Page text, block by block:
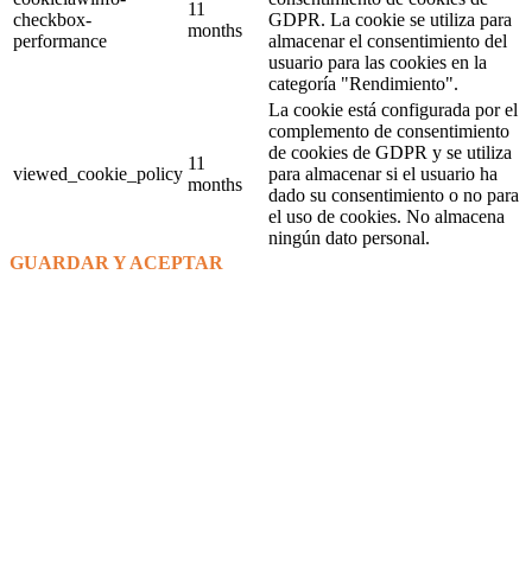
checkbox-
performance
11
months
GDPR. La cookie se utiliza para
almacenar el consentimiento del
usuario para las cookies en la
categoría "Rendimiento".
viewed_cookie_policy
11
months
La cookie está configurada por el
complemento de consentimiento
de cookies de GDPR y se utiliza
para almacenar si el usuario ha
dado su consentimiento o no para
el uso de cookies. No almacena
ningún dato personal.
GUARDAR Y ACEPTAR